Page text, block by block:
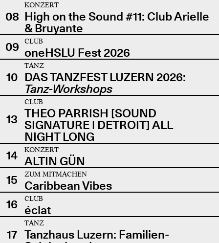
08
KONZERT
High on the Sound #11: Club Arielle
& Bruyante
09
CLUB
oneHSLU Fest 2026
10
TANZ
DAS TANZFEST LUZERN 2026:
Tanz-Workshops
13
CLUB
THEO PARRISH [SOUND
SIGNATURE | DETROIT] ALL
NIGHT LONG
14
KONZERT
ALTIN GÜN
15
ZUM MITMACHEN
Caribbean Vibes
16
CLUB
éclat
17
TANZ
Tanzhaus Luzern: Familien-